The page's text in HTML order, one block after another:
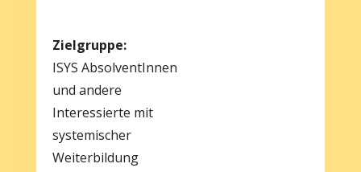
Zielgruppe:
ISYS AbsolventInnen
und andere
Interessierte mit
systemischer
Weiterbildung